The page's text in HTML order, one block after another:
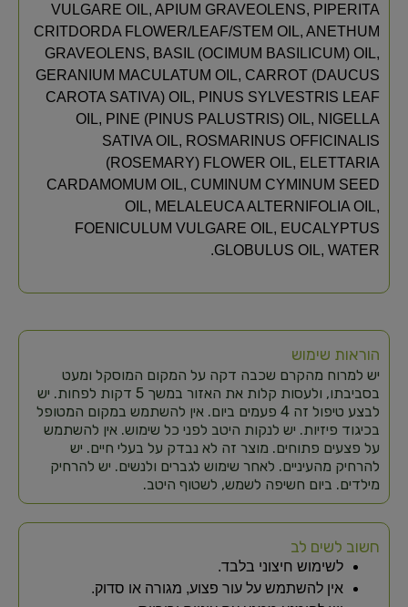
VULGARE OIL, APIUM GRAVEOLENS, PIPERITA
CRITDORDA FLOWER/LEAF/STEM OIL, ANETHUM
GRAVEOLENS, BASIL (OCIMUM BASILICUM) OIL,
GERANIUM MACULATUM OIL, CARROT (DAUCUS
CAROTA SATIVA) OIL, PINUS SYLVESTRIS LEAF
OIL, PINE (PINUS PALUSTRIS) OIL, NIGELLA
SATIVA OIL, ROSMARINUS OFFICINALIS
(ROSEMARY) FLOWER OIL, ELETTARIA
CARDAMOMUM OIL, CUMINUM CYMINUM SEED
OIL, MELALEUCA ALTERNIFOLIA OIL,
FOENICULUM VULGARE OIL, EUCALYPTUS
GLOBULUS OIL, WATER.
הוראות שימוש
יש למרוח מהקרם שכבה דקה על המקום המוסקל ומעט
בסביבתו, ולעסות קלות את האזור במשך 5 דקות לפחות. יש
לבצע טיפול זה 4 פעמים ביום. אין להשתמש במקום המטופל
בכיגוד פיזיות. יש לנקות היטב לפני כל שימוש. אין להשתמש
על פצעים פתוחים. מוצר זה לא נבדק על בעלי חיים. יש
להרחיק מהעיניים. לאחר שימוש לגברים ולנשים. יש להרחיק
מילדים. ביום חשיפה לשמש, לשטוף היטב.
חשוב לשים לב
לשימוש חיצוני בלבד.
אין להשתמש על עור פצוע, מגורה או סדוק.